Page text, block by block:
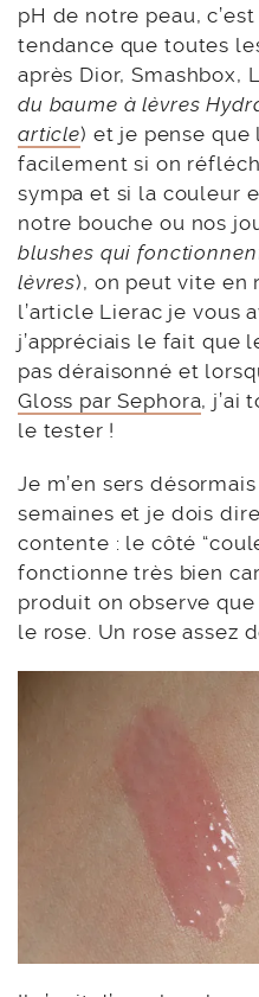
pH de notre peau,
tendance que toutes
après Dior, Smashbox,
du baume à lèvres
article) et je pense que
facilement si on
sympa et si la couleur
notre bouche ou nos
blushes qui
lèvres), on peut vite en
l’article Lierac je vous
j’appréciais le fait que
pas déraisonné et
Gloss par Sephora, j’ai
le tester !
Je m’en sers
semaines et je dois
contente : le côté
fonctionne très bien
produit on observe
le rose. Un rose assez